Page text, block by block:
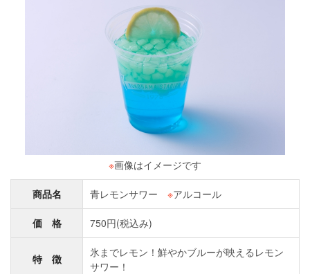
※画像はイメージです
商品名 青レモンサワー ※アルコール
価 格 750円(税込み)
特 徴
氷までレモン！鮮やかブルーが映えるレモン
サワー！